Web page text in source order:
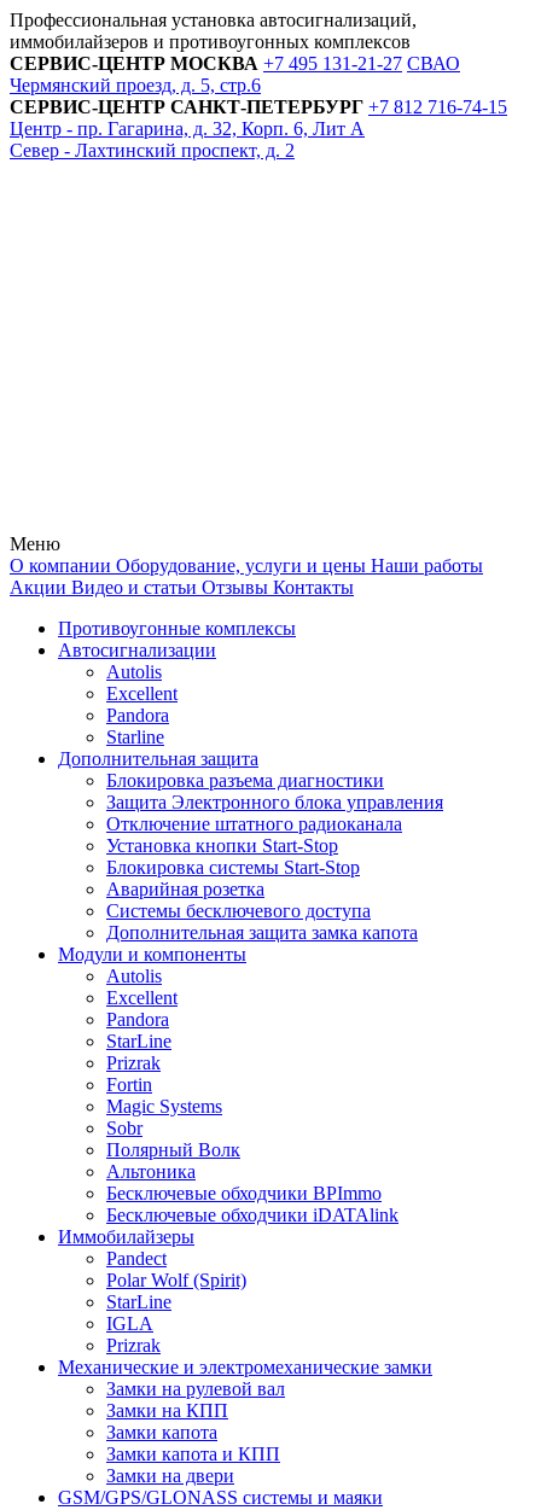
Профессиональная установка автосигнализаций,
иммобилайзеров и противоугонных комплексов
СЕРВИС-ЦЕНТР МОСКВА +7 495 131-21-27 СВАО
Чермянский проезд, д. 5, стр.6
СЕРВИС-ЦЕНТР САНКТ-ПЕТЕРБУРГ +7 812 716-74-15
Центр - пр. Гагарина, д. 32, Корп. 6, Лит А
Север - Лахтинский проспект, д. 2
Меню
О компании Оборудование, услуги и цены Наши работы
Акции Видео и статьи Отзывы Контакты
Противоугонные комплексы
Автосигнализации
Autolis
Excellent
Pandora
Starline
Дополнительная защита
Блокировка разъема диагностики
Защита Электронного блока управления
Отключение штатного радиоканала
Установка кнопки Start-Stop
Блокировка системы Start-Stop
Аварийная розетка
Системы бесключевого доступа
Дополнительная защита замка капота
Модули и компоненты
Autolis
Excellent
Pandora
StarLine
Prizrak
Fortin
Magic Systems
Sobr
Полярный Волк
Альтоника
Бесключевые обходчики BPImmo
Бесключевые обходчики iDATAlink
Иммобилайзеры
Pandect
Polar Wolf (Spirit)
StarLine
IGLA
Prizrak
Механические и электромеханические замки
Замки на рулевой вал
Замки на КПП
Замки капота
Замки капота и КПП
Замки на двери
GSM/GPS/GLONASS системы и маяки